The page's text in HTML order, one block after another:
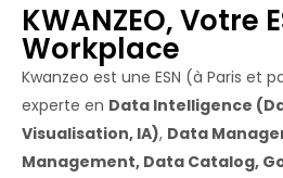
KWANZEO, Votre
Workplace
Kwanzeo est une ESN (à Paris et
experte en Data Intelligence
Visualisation, IA), Data
Management, Data Catalog,